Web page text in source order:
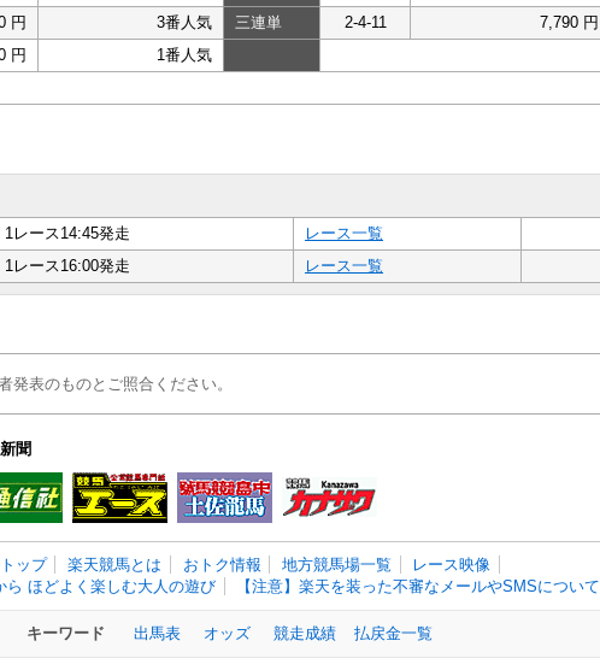
円 3番人気 三連単 2-4-11 7,790 円
円
1番人気
1レース14:45発走
レース一覧
1レース16:00発走 レース一覧
発表のものとご照合ください。
聞
ップ 楽天競馬とは おトク情報 地方競馬場一覧
レース映像
ら ほどよく楽しむ大人の遊び
【注意】楽天を装った不審なメールやSMSについて
キーワード 出馬表 オッズ 競走成績 払戻金一覧